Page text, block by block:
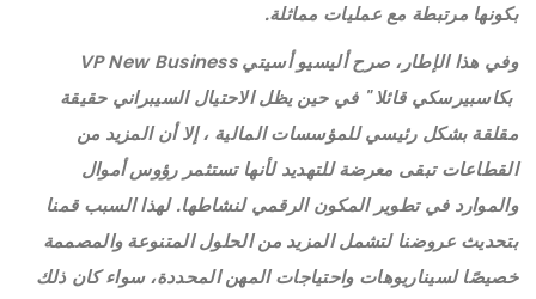
بكونها مرتبطة مع عمليات مماثلة.
وفي هذا الإطار، صرح أليسيو أسيتي VP New Business
بكاسبيرسكي قائلا " في حين يظل الاحتيال السيبراني حقيقة
مقلقة بشكل رئيسي للمؤسسات المالية ، إلا أن المزيد من
القطاعات تبقى معرضة للتهديد لأنها تستثمر رؤوس أموال
والموارد في تطوير المكون الرقمي لنشاطها. لهذا السبب قمنا
بتحديث عروضنا لتشمل المزيد من الحلول المتنوعة والمصممة
خصيصًا لسيناريوهات واحتياجات المهن المحددة، سواء كان ذلك